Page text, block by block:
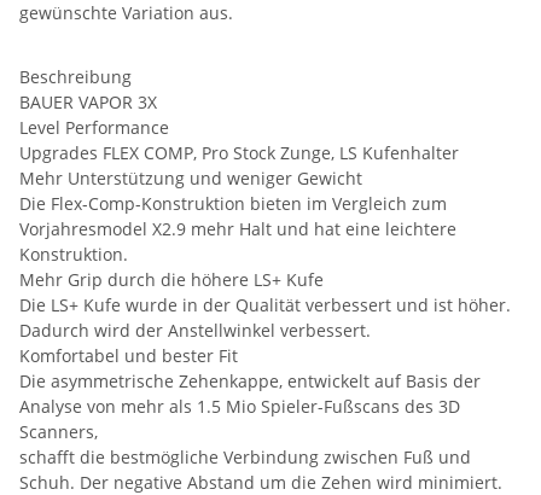
gewünschte Variation aus.
Beschreibung
BAUER VAPOR 3X
Level Performance
Upgrades FLEX COMP, Pro Stock Zunge, LS Kufenhalter
Mehr Unterstützung und weniger Gewicht
Die Flex-Comp-Konstruktion bieten im Vergleich zum
Vorjahresmodel X2.9 mehr Halt und hat eine leichtere
Konstruktion.
Mehr Grip durch die höhere LS+ Kufe
Die LS+ Kufe wurde in der Qualität verbessert und ist höher.
Dadurch wird der Anstellwinkel verbessert.
Komfortabel und bester Fit
Die asymmetrische Zehenkappe, entwickelt auf Basis der
Analyse von mehr als 1.5 Mio Spieler-Fußscans des 3D
Scanners,
schafft die bestmögliche Verbindung zwischen Fuß und
Schuh. Der negative Abstand um die Zehen wird minimiert.